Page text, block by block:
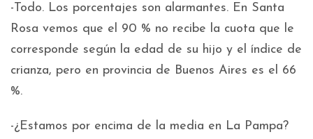
-Todo. Los porcentajes son alarmantes. En Santa
Rosa vemos que el 90 % no recibe la cuota que le
corresponde según la edad de su hijo y el índice de
crianza, pero en provincia de Buenos Aires es el 66
%.
-¿Estamos por encima de la media en La Pampa?